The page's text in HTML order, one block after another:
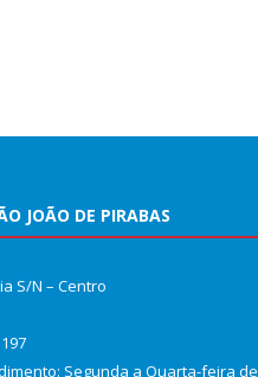
JOÃO DE PIRABAS
S/N – Centro
Segunda a Quarta-feira de